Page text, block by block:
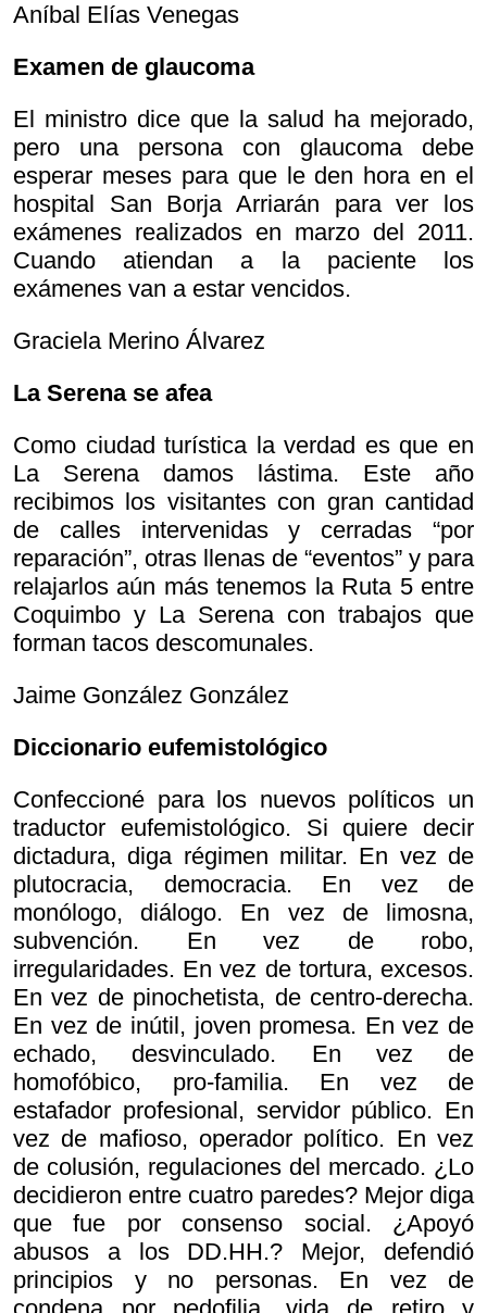
Aníbal Elías Venegas
Examen de glaucoma
El ministro dice que la salud ha mejorado,
pero una persona con glaucoma debe
esperar meses para que le den hora en el
hospital San Borja Arriarán para ver los
exámenes realizados en marzo del 2011.
Cuando atiendan a la paciente los
exámenes van a estar vencidos.
Graciela Merino Álvarez
La Serena se afea
Como ciudad turística la verdad es que en
La Serena damos lástima. Este año
recibimos los visitantes con gran cantidad
de calles intervenidas y cerradas “por
reparación”, otras llenas de “eventos” y para
relajarlos aún más tenemos la Ruta 5 entre
Coquimbo y La Serena con trabajos que
forman tacos descomunales.
Jaime González González
Diccionario eufemistológico
Confeccioné para los nuevos políticos un
traductor eufemistológico. Si quiere decir
dictadura, diga régimen militar. En vez de
plutocracia, democracia. En vez de
monólogo, diálogo. En vez de limosna,
subvención. En vez de robo,
irregularidades. En vez de tortura, excesos.
En vez de pinochetista, de centro-derecha.
En vez de inútil, joven promesa. En vez de
echado, desvinculado. En vez de
homofóbico, pro-familia. En vez de
estafador profesional, servidor público. En
vez de mafioso, operador político. En vez
de colusión, regulaciones del mercado. ¿Lo
decidieron entre cuatro paredes? Mejor diga
que fue por consenso social. ¿Apoyó
abusos a los DD.HH.? Mejor, defendió
principios y no personas. En vez de